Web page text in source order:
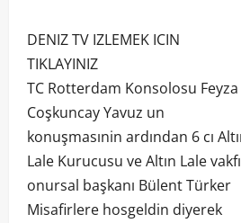
DENIZ TV IZLEMEK ICIN
TIKLAYINIZ
TC Rotterdam Konsolosu Feyza
Coşkuncay Yavuz un
konuşmasınin ardından 6 cı
Lale Kurucusu ve Altın Lale vakfı
onursal başkanı Bülent Türker
Misafirlere hosgeldin diyerek